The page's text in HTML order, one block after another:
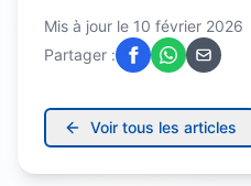
Mis à jour le 10 février 2026
Partager :
Voir tous les articles